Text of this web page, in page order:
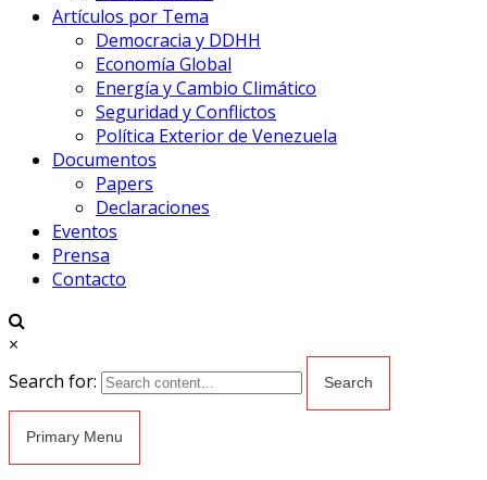
Artículos por Tema
Democracia y DDHH
Economía Global
Energía y Cambio Climático
Seguridad y Conflictos
Política Exterior de Venezuela
Documentos
Papers
Declaraciones
Eventos
Prensa
Contacto
×
Search for:
Primary Menu